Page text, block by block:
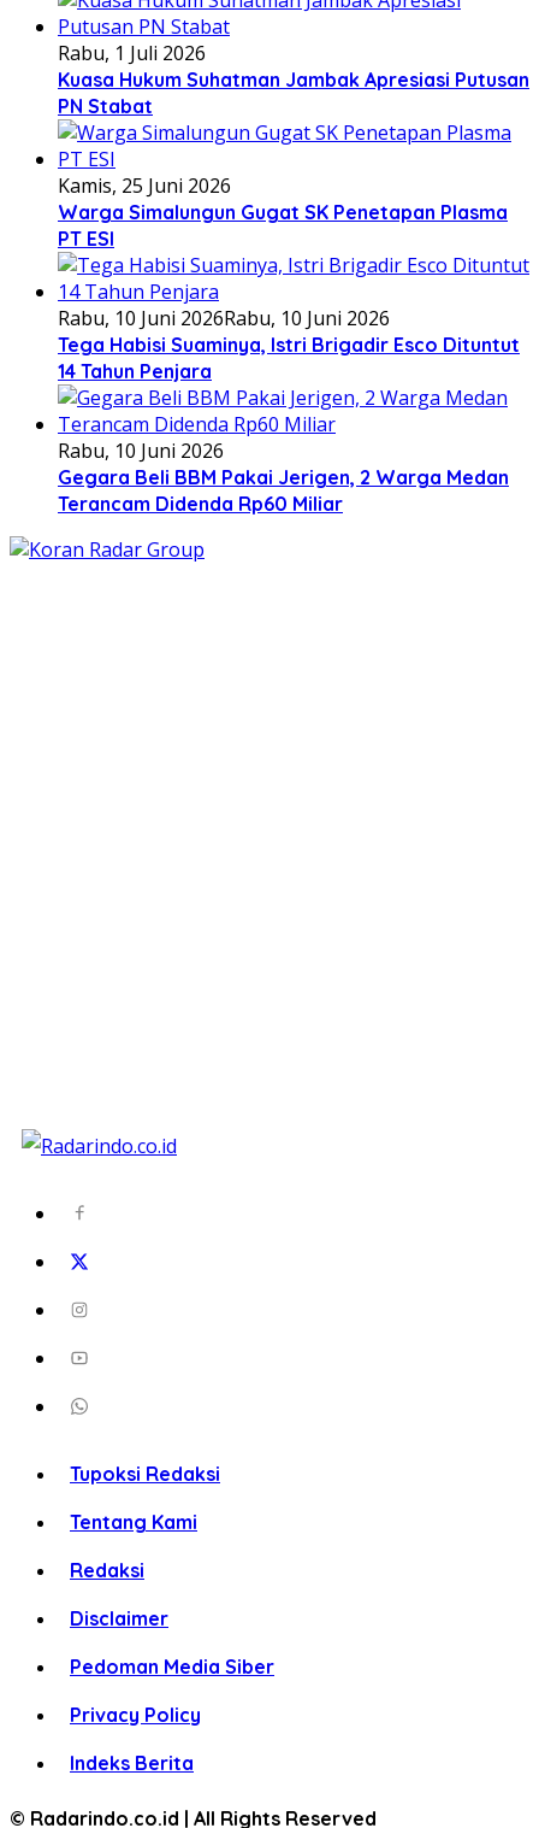
Rabu, 1 Juli 2026
Kuasa Hukum Suhatman Jambak Apresiasi Putusan
PN Stabat
Kamis, 25 Juni 2026
Warga Simalungun Gugat SK Penetapan Plasma
PT ESI
Rabu, 10 Juni 2026Rabu, 10 Juni 2026
Tega Habisi Suaminya, Istri Brigadir Esco Dituntut
14 Tahun Penjara
Rabu, 10 Juni 2026
Gegara Beli BBM Pakai Jerigen, 2 Warga Medan
Terancam Didenda Rp60 Miliar
Tupoksi Redaksi
Tentang Kami
Redaksi
Disclaimer
Pedoman Media Siber
Privacy Policy
Indeks Berita
© Radarindo.co.id | All Rights Reserved